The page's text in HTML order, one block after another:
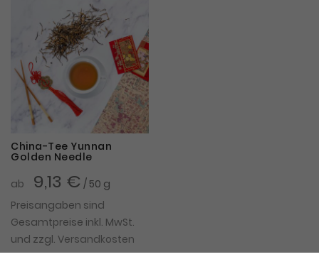
China-Tee Yunnan
Golden Needle
ab
9,13 € / 50 g
Preisangaben sind
Gesamtpreise inkl. MwSt.
und zzgl. Versandkosten